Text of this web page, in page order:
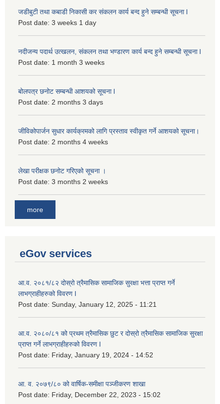
जडीबुटी तथा कबाडी निकासी कर संकलन कार्य बन्द हुने सम्बन्धी सूचना l
Post date: 3 weeks 1 day
नदीजन्य पदार्थ उत्खलन, संकलन तथा भण्डारण कार्य बन्द हुने सम्बन्धी सूचना l
Post date: 1 month 3 weeks
बोलपत्र छनोट सम्बन्धी आशयको सूचना l
Post date: 2 months 3 days
जीविकोपार्जन सुधार कार्यक्रमको लागि प्रस्ताव स्वीकृत गर्ने आशयको सूचना।
Post date: 2 months 4 weeks
लेखा परीक्षक छनोट गरिएको सूचना ।
Post date: 3 months 2 weeks
more
eGov services
आ.व. २०८१/८२ दोस्रो त्रैमासिक सामाजिक सुरक्षा भत्ता प्राप्त गर्ने
लाभग्राहीहरुको विवरण l
Post date: Sunday, January 12, 2025 - 11:21
आ.व. २०८०/८१ को प्रथम त्रैमासिक छुट र दोस्रो त्रैमासिक सामाजिक सुरक्षा
प्राप्त गर्ने लाभग्राहीहरुको विवरण l
Post date: Friday, January 19, 2024 - 14:52
आ. व. २०७९/८० को वार्षिक-समीक्षा पञ्जीकरण शाखा
Post date: Friday, December 22, 2023 - 15:02